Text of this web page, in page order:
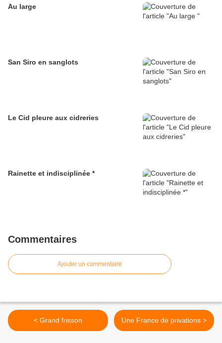
Au large
San Siro en sanglots
Le Cid pleure aux cidreries
Rainette et indisciplinée *
Commentaires
Ajouter un commentaire
< Grand frisson Une France de privations >